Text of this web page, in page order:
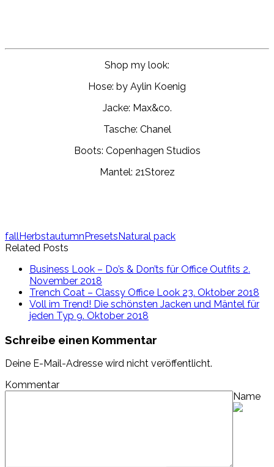
Shop my look:
Hose: by Aylin Koenig
Jacke: Max&co.
Tasche: Chanel
Boots: Copenhagen Studios
Mantel: 21Storez
fallHerbstautumnPresetsNatural pack
Related Posts
Business Look – Do’s & Don’ts für Office Outfits 2.
November 2018
Trench Coat – Classy Office Look 23. Oktober 2018
Voll im Trend! Die schönsten Jacken und Mäntel für
jeden Typ 9. Oktober 2018
Schreibe einen Kommentar
Deine E-Mail-Adresse wird nicht veröffentlicht.
Kommentar
Name